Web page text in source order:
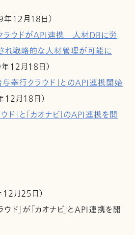
年12月18日）
ラウドがAPI連携 人材DBに労
れ戦略的な人材管理が可能に
12月18日）
与奉行クラウド」とのAPI連携開始
12月18日）
ド」と「カオナビ」のAPI連携を開
月25日）
ド」が「カオナビ」とAPI連携を開